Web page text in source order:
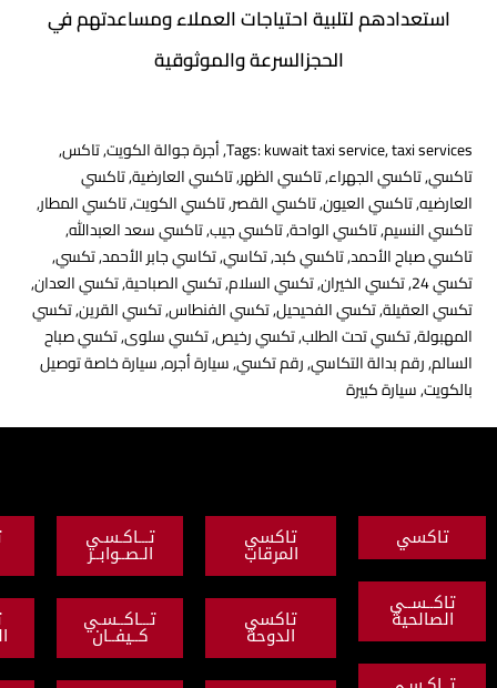
لتلبية احتياجات العملاء ومساعدتهم في
الحجزالسرعة والموثوقية
Tags:kuwait taxi service
,أجرة جوالة الكويت,تاكس,
الجهراء,تاكسي الظهر,تاكسي العارضية,تاكسي
العيون,تاكسي القصر,تاكسي الكويت,تاكسي المطار,
,تاكسي الواحة,تاكسي جيب,تاكسي سعد العبدالله,
,تاكسي كبد,تكاسي,تكاسي جابر الأحمد,تكسي,
الخيران,تكسي السلام,تكسي الصباحية,تكسي العدان,
,تكسي الفحيحيل,تكسي الفنطاس,تكسي القرين,تكسي
تحت الطلب,تكسي رخيص,تكسي سلوى,تكسي صباح
التكاسي,رقم تكسي,سيارة أجره,سيارة خاصة توصيل
كبيرة
المرقاب
تاكسي
الدوحة
تـــاكـسـي
الـصــوابــر
تـــاكــسـي
تاكسي
النزهة
تاكسي
القادسية